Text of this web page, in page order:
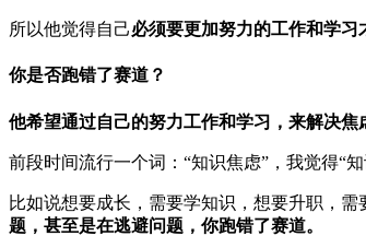
所以他觉得自己必须要更加努力的工作和学
你是否跑错了赛道？
他希望通过自己的努力工作和学习，来解决
前段时间流行一个词：“知识焦虑”，我觉得“知
比如说想要成长，需要学知识，想要升职，
题，甚至是在逃避问题，你跑错了赛道。